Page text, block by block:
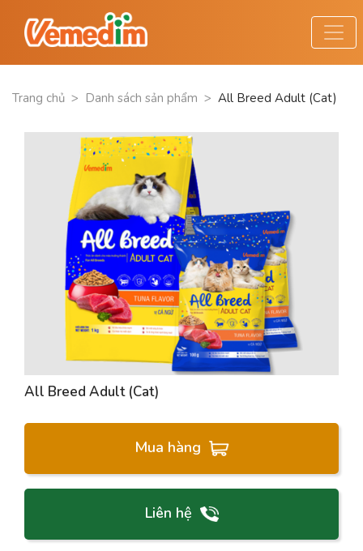
Trang chủ > Danh sách sản phẩm > All Breed Adult (Cat)
All Breed Adult (Cat)
Mua hàng
Liên hệ